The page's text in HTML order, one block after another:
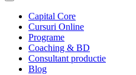
Capital Core
Cursuri Online
Programe
Coaching & BD
Consultant productie
Blog